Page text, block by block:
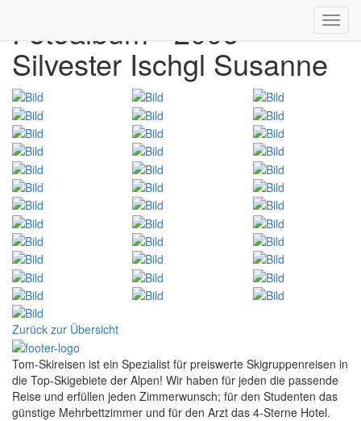
Fotoalbum - 2006
Silvester Ischgl Susanne
Zurück zur Übersicht
Tom-Skireisen ist ein Spezialist für preiswerte Skigruppenreisen in
die Top-Skigebiete der Alpen! Wir haben für jeden die passende
Reise und erfüllen jeden Zimmerwunsch; für den Studenten das
günstige Mehrbettzimmer und für den Arzt das 4-Sterne Hotel.